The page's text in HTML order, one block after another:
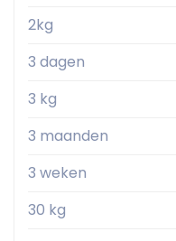
2kg
3 dagen
3 kg
3 maanden
3 weken
30 kg